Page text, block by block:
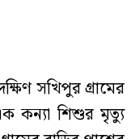
সখিপুর গ্রামের
কন্যা শিশুর মৃত্যু